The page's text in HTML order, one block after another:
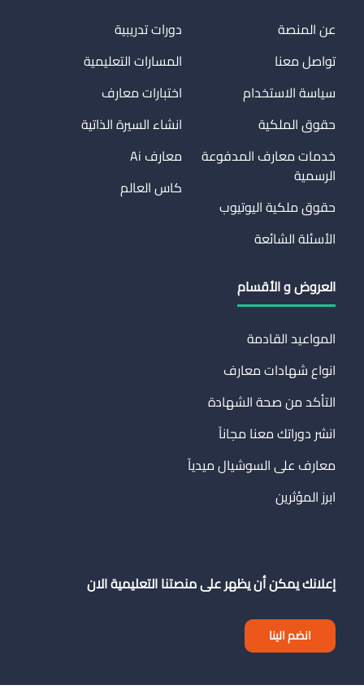
عن المنصة
تواصل معنا
سياسة الاستخدام
حقوق الملكية
خدمات معارف المدفوعة
الرسمية
حقوق ملكية اليوتيوب
الأسئلة الشائعة
دورات تدريبية
المسارات التعليمية
اختبارات معارف
انشاء السيرة الذاتية
معارف Ai
كاس العالم
العروض و الأقسام
المواعيد القادمة
انواع شهادات معارف
التأكد من صحة الشهادة
انشر دوراتك معنا مجاناً
معارف على السوشيال ميدياً
ابرز المؤثرين
إعلانك يمكن أن يظهر على منصتنا التعليمية الان
انضم الينا